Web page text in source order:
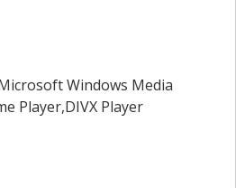
Windows Media
Player,DIVX Player